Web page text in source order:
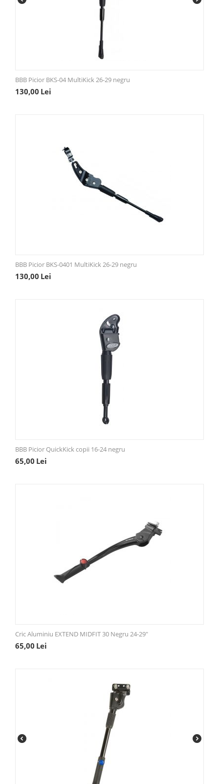
BBB Picior BKS-04 MultiKick 26-29 negru
130,00 Lei
BBB Picior BKS-0401 MultiKick 26-29 negru
130,00 Lei
BBB Picior QuickKick copii 16-24 negru
65,00 Lei
Cric Aluminiu EXTEND MIDFIT 30 Negru 24-29"
65,00 Lei